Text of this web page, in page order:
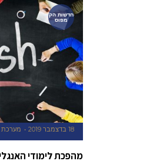
חדשות הק
מפוס
18 בדצמבר 2019 מערכת